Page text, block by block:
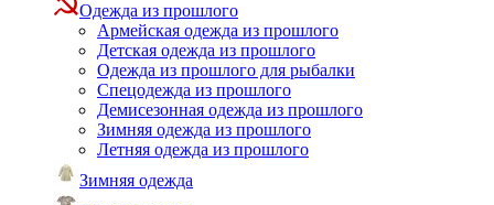
Одежда из прошлого
Армейская одежда из прошлого
Детская одежда из прошлого
Одежда из прошлого для рыбалки
Спецодежда из прошлого
Демисезонная одежда из прошлого
Зимняя одежда из прошлого
Летняя одежда из прошлого
Зимняя одежда